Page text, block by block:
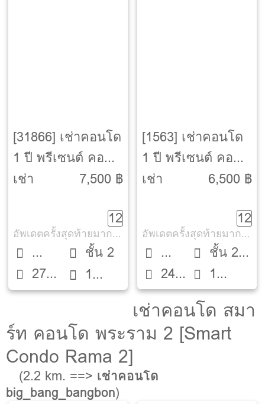
[31866] เช่าคอนโด
1 ปี พรีเซนต์ คอน
โด วุฒากาศ-เอกชัย
Ekachai]
เช่า
7,500 ฿
12
อัพเดตครั้งสุดท้ายมากกว่า 30 วัน
Studio
27
ตรม.
ชั้น 2
1
ห้องน้ำ
[1563] เช่าคอนโด
1 ปี พรีเซนต์ คอน
โด วุฒากาศ-เอกชัย
Ekachai]
เช่า
6,500 ฿
12
อัพเดตครั้งสุดท้ายมากกว่า 30 วัน
Studio
24
ตรม.
ชั้น 2
ตึก ฺB
1
ห้องน้ำ
เช่าคอนโด สมา
ร์ท คอนโด พระราม 2 [Smart
Condo Rama 2]
(2.2 km. ==> เช่าคอนโด
big_bang_bangbon)